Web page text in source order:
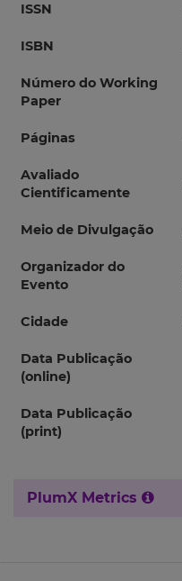
ISSN
ISBN
Número do Working
Paper
Páginas
Avaliado
Cientificamente
Meio de Divulgação
Organizador do
Evento
Cidade
Data Publicação
(online)
Data Publicação
(print)
PlumX Metrics